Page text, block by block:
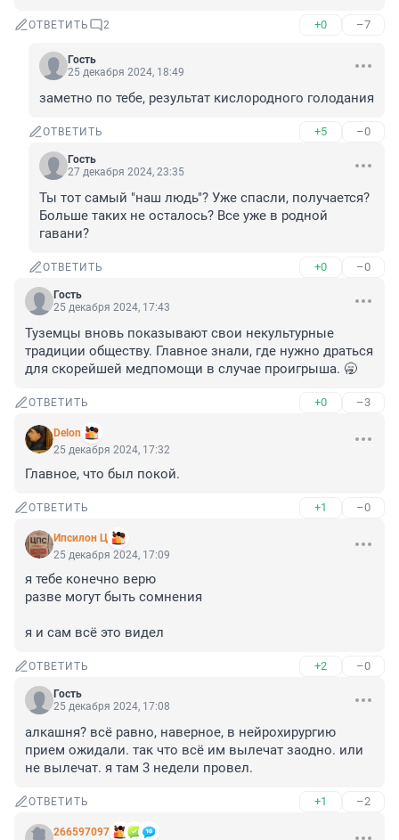
ОТВЕТИТЬ 2 +0 –7
Гость
25 декабря 2024, 18:49
заметно по тебе, результат кислородного голодания
ОТВЕТИТЬ +5 –0
Гость
27 декабря 2024, 23:35
Ты тот самый "наш людь"? Уже спасли, получается?
Больше таких не осталось? Все уже в родной
гавани?
ОТВЕТИТЬ +0 –0
Гость
25 декабря 2024, 17:43
Туземцы вновь показывают свои некультурные
традиции обществу. Главное знали, где нужно драться
для скорейшей медпомощи в случае проигрыша. 🥱
ОТВЕТИТЬ +0 –3
Delon
25 декабря 2024, 17:32
Главное, что был покой.
ОТВЕТИТЬ +1 –0
Ипсилон Ц
25 декабря 2024, 17:09
я тебе конечно верю
разве могут быть сомнения
я и сам всё это видел
ОТВЕТИТЬ +2 –0
Гость
25 декабря 2024, 17:08
алкашня? всё равно, наверное, в нейрохирургию
прием ожидали. так что всё им вылечат заодно. или
не вылечат. я там 3 недели провел.
ОТВЕТИТЬ +1 –2
266597097